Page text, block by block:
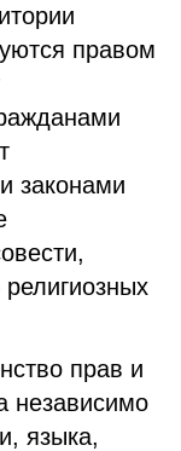
правом
законами
прав и
независимо
языка,